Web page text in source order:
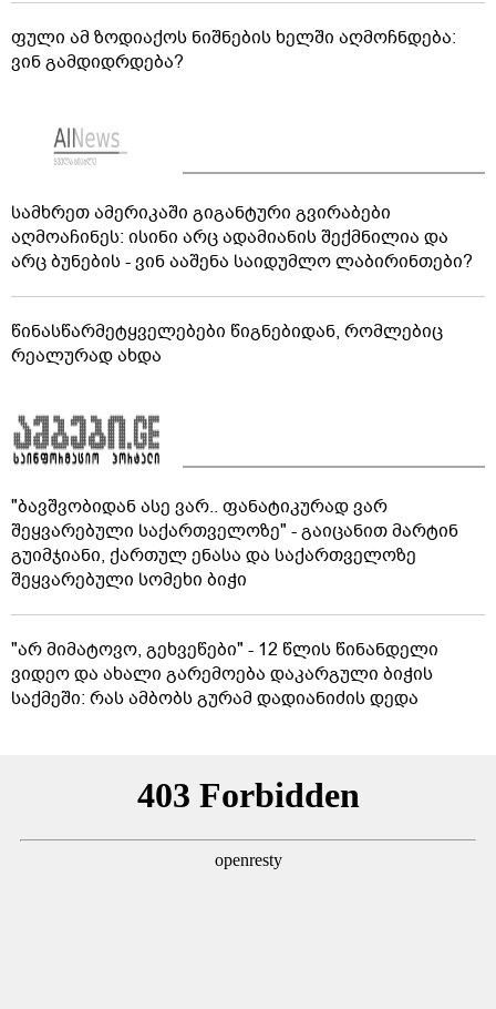
ფული ამ ზოდიაქოს ნიშნების ხელში აღმოჩნდება:
ვინ გამდიდრდება?
სამხრეთ ამერიკაში გიგანტური გვირაბები
აღმოაჩინეს: ისინი არც ადამიანის შექმნილია და
არც ბუნების - ვინ ააშენა საიდუმლო ლაბირინთები?
წინასწარმეტყველებები წიგნებიდან, რომლებიც
რეალურად ახდა
"ბავშვობიდან ასე ვარ.. ფანატიკურად ვარ
შეყვარებული საქართველოზე" - გაიცანით მარტინ
გუიმჯიანი, ქართულ ენასა და საქართველოზე
შეყვარებული სომეხი ბიჭი
"არ მიმატოვო, გეხვეწები" - 12 წლის წინანდელი
ვიდეო და ახალი გარემოება დაკარგული ბიჭის
საქმეში: რას ამბობს გურამ დადიანიძის დედა